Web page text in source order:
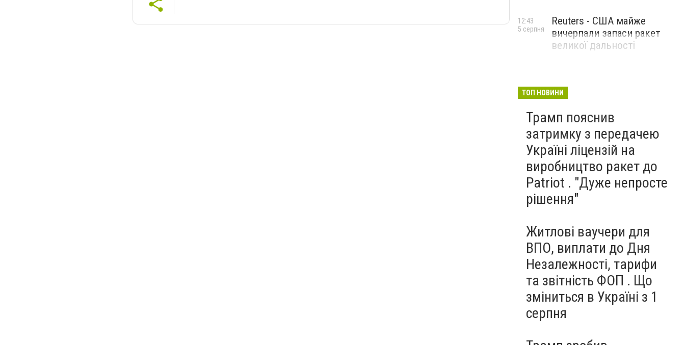
Reuters - США майже
вичерпали запаси ракет
великої дальності
12:43
5 серпня
ТОП НОВИНИ
Трамп пояснив
затримку з передачею
Україні ліцензій на
виробництво ракет до
Patriot . "Дуже непросте
рішення"
Житлові ваучери для
ВПО, виплати до Дня
Незалежності, тарифи
та звітність ФОП . Що
зміниться в Україні з 1
серпня